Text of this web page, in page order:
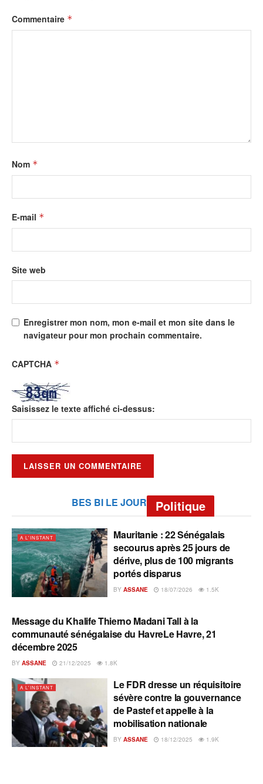
Commentaire *
Nom *
E-mail *
Site web
Enregistrer mon nom, mon e-mail et mon site dans le
navigateur pour mon prochain commentaire.
CAPTCHA *
Saisissez le texte affiché ci-dessus:
BES BI LE JOUR Politique
A L'INSTANT
Mauritanie : 22 Sénégalais
secourus après 25 jours de
dérive, plus de 100 migrants
portés disparus
BY ASSANE 18/07/2026 1.5K
A L'INSTANT
Message du Khalife Thierno Madani Tall à la
communauté sénégalaise du HavreLe Havre, 21
décembre 2025
BY ASSANE 21/12/2025 1.8K
A L'INSTANT
Le FDR dresse un réquisitoire
sévère contre la gouvernance
de Pastef et appelle à la
mobilisation nationale
BY ASSANE 18/12/2025 1.9K